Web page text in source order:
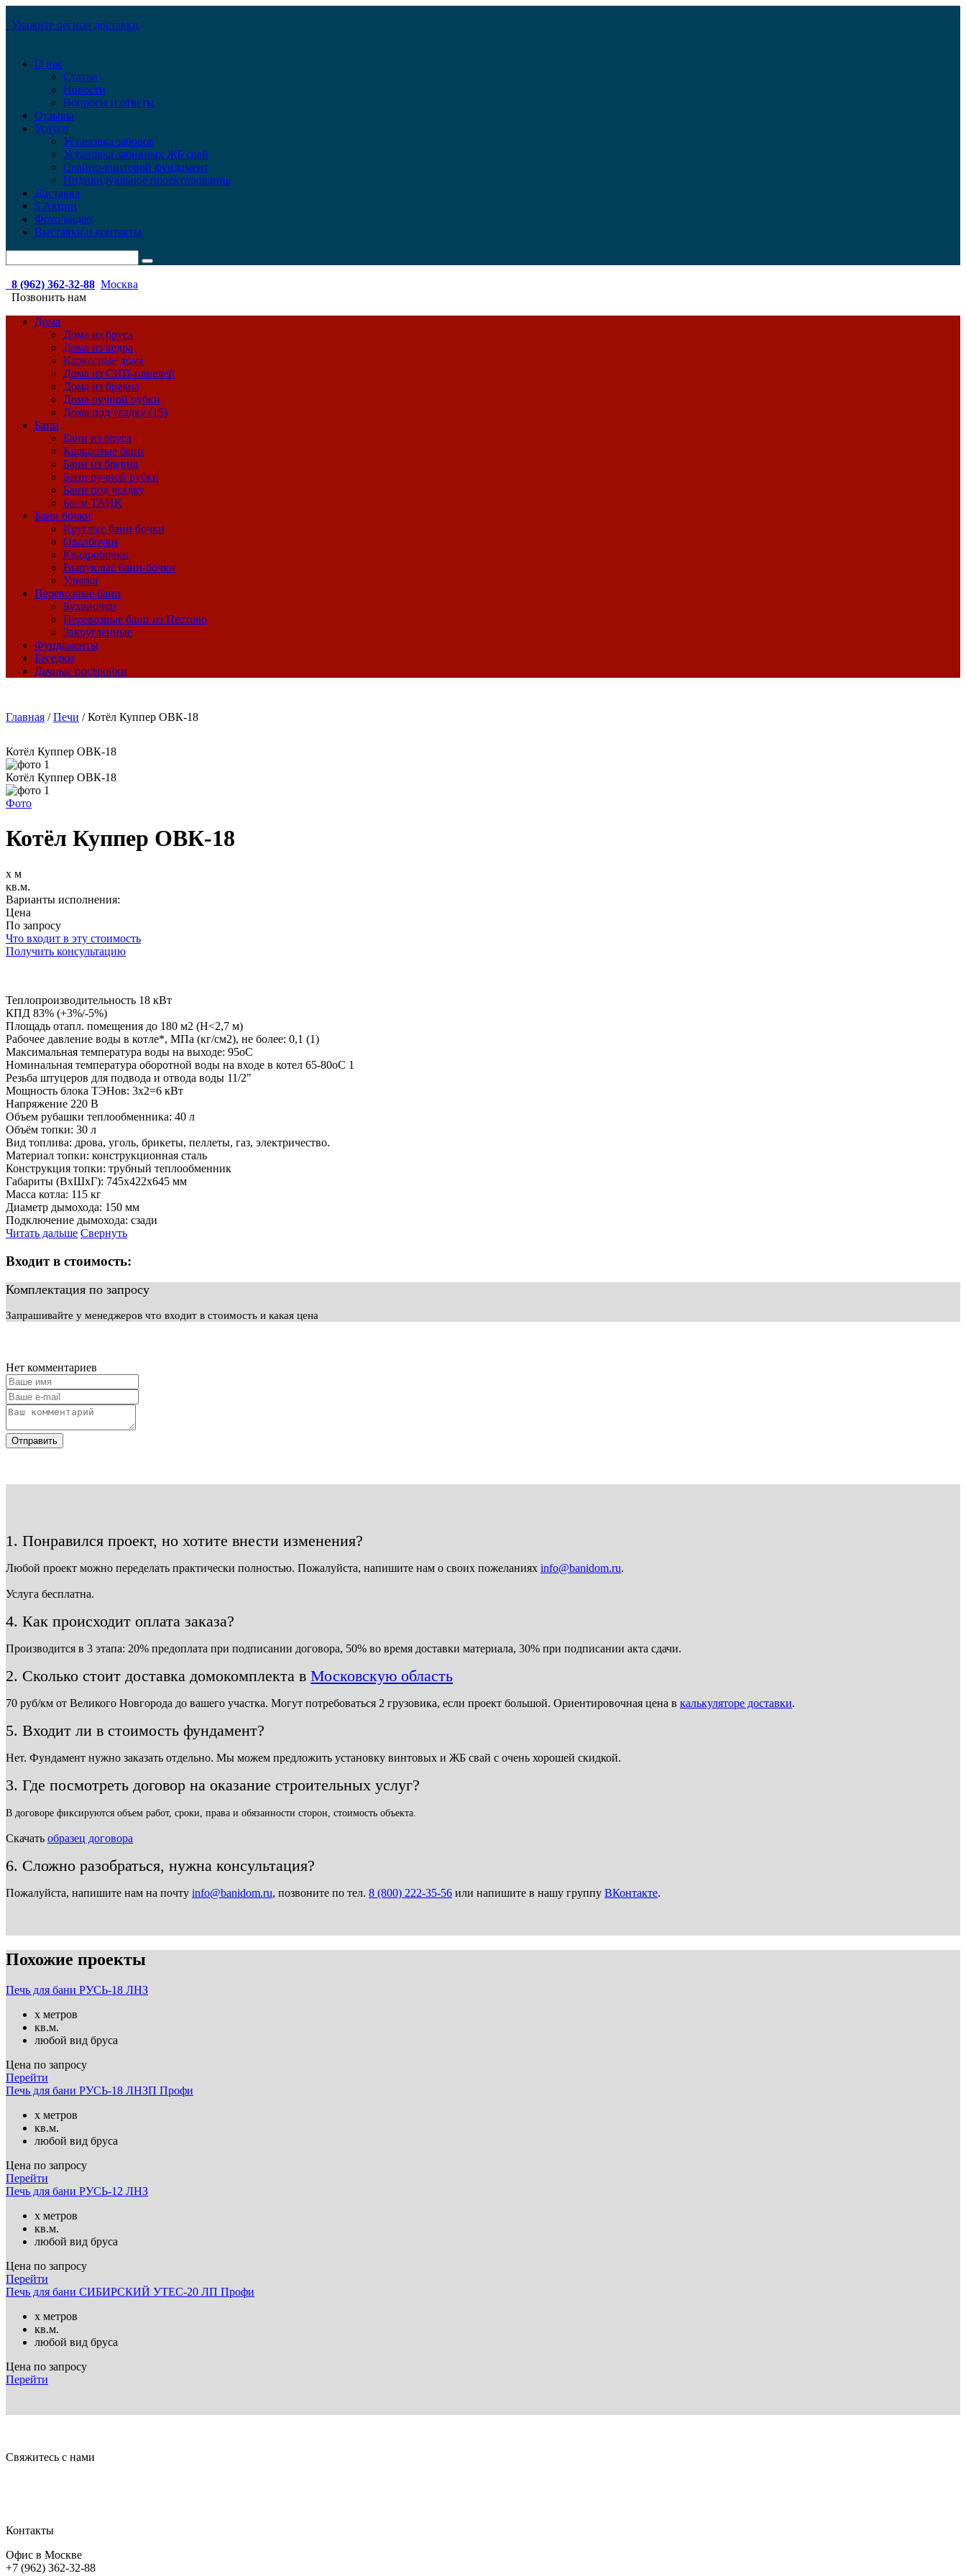
Укажите регион доставки
О нас
Статьи
Новости
Вопросы и ответы
Отзывы
Услуги
Установка заборов
Установка забивных ЖБ свай
Свайно-винтовой фундамент
Индивидуальное проектирование
Доставка
$ Акции
Фото/видео
Выставки и контакты
8 (962) 362-32-88 Москва
Позвонить нам
Дома
Дома из бруса
Дома из кедра
Каркасные дома
Дома из СИП-панелей
Дома из бревна
Дома ручной рубки
Дома под усадку (15)
Бани
Бани из бруса
Каркасные бани
Бани из бревна
Бани ручной рубки
Бани под усадку
Бани ТАНК
Бани бочки
Круглые бани бочки
Овалбочки
Квадробочки
Выпуклые бани-бочки
Улитка
Перевозные бани
Буханочки
Перевозные бани из Пестово
Закругленные
Фундаменты
Беседки
Дачные постройки
Главная /Печи /Котёл Куппер ОВК-18
Котёл Куппер ОВК-18
Котёл Куппер ОВК-18
Фото
Котёл Куппер ОВК-18
х м
кв.м.
Варианты исполнения:
Цена
По запросу
Что входит в эту стоимость
Получить консультацию
Теплопроизводительность 18 кВт
КПД 83% (+3%/-5%)
Площадь отапл. помещения до 180 м2 (H<2,7 м)
Рабочее давление воды в котле*, МПа (кг/см2), не более: 0,1 (1)
Максимальная температура воды на выходе: 95oС
Номинальная температура оборотной воды на входе в котел 65-80oC 1
Резьба штуцеров для подвода и отвода воды 11/2"
Мощность блока ТЭНов: 3х2=6 кВт
Напряжение 220 В
Объем рубашки теплообменника: 40 л
Объём топки: 30 л
Вид топлива: дрова, уголь, брикеты, пеллеты, газ, электричество.
Материал топки: конструкционная сталь
Конструкция топки: трубный теплообменник
Габариты (ВхШхГ): 745х422х645 мм
Масса котла: 115 кг
Диаметр дымохода: 150 мм
Подключение дымохода: сзади
Читать дальше Свернуть
Входит в стоимость:
Комплектация по запросу
Запрашивайте у менеджеров что входит в стоимость и какая цена
Нет комментариев
Отправить
1. Понравился проект, но хотите внести изменения?
Любой проект можно переделать практически полностью. Пожалуйста, напишите нам о своих пожеланиях info@banidom.ru.
Услуга бесплатна.
4. Как происходит оплата заказа?
Производится в 3 этапа: 20% предоплата при подписании договора, 50% во время доставки материала, 30% при подписании акта сдачи.
2. Сколько стоит доставка домокомплекта в Московскую область
70 руб/км от Великого Новгорода до вашего участка. Могут потребоваться 2 грузовика, если проект большой. Ориентировочная цена в калькуляторе доставки.
5. Входит ли в стоимость фундамент?
Нет. Фундамент нужно заказать отдельно. Мы можем предложить установку винтовых и ЖБ свай с очень хорошей скидкой.
3. Где посмотреть договор на оказание строительных услуг?
В договоре фиксируются объем работ, сроки, права и обязанности сторон, стоимость объекта.
Скачать образец договора
6. Сложно разобраться, нужна консультация?
Пожалуйста, напишите нам на почту info@banidom.ru, позвоните по тел. 8 (800) 222-35-56 или напишите в нашу группу ВКонтакте.
Похожие проекты
Печь для бани РУСЬ-18 ЛНЗ
х метров
кв.м.
любой вид бруса
Цена по запросу
Перейти
Печь для бани РУСЬ-18 ЛНЗП Профи
х метров
кв.м.
любой вид бруса
Цена по запросу
Перейти
Печь для бани РУСЬ-12 ЛНЗ
х метров
кв.м.
любой вид бруса
Цена по запросу
Перейти
Печь для бани СИБИРСКИЙ УТЕС-20 ЛП Профи
х метров
кв.м.
любой вид бруса
Цена по запросу
Перейти
Свяжитесь с нами
Контакты
Офис в Москве
+7 (962) 362-32-88